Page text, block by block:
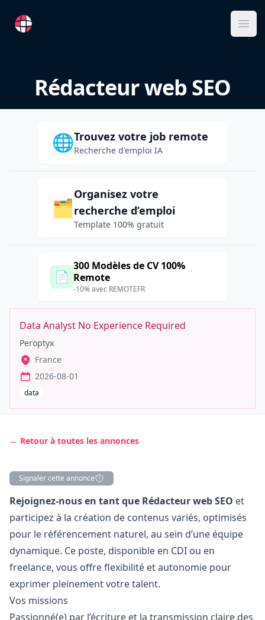
RemoteFR
Rédacteur web SEO
🌐Trouvez votre job remote
Recherche d'emploi IA
🗂️
Organisez votre
recherche d’emploi
Template 100% gratuit
📄
300 Modèles de CV 100%
Remote
-10% avec REMOTEFR
Data Analyst No Experience Required
Peroptyx
France
2026-08-01
data
← Retour à toutes les annonces
Signaler cette annonce
Description
Rejoignez-nous en tant que Rédacteur web SEO et
participez à la création de contenus variés, optimisés
pour le référencement naturel, au sein d’une équipe
dynamique. Ce poste, disponible en CDI ou en
freelance, vous offre flexibilité et autonomie pour
exprimer pleinement votre talent.
Vos missions
Passionné(e) par l’écriture et la transmission claire des